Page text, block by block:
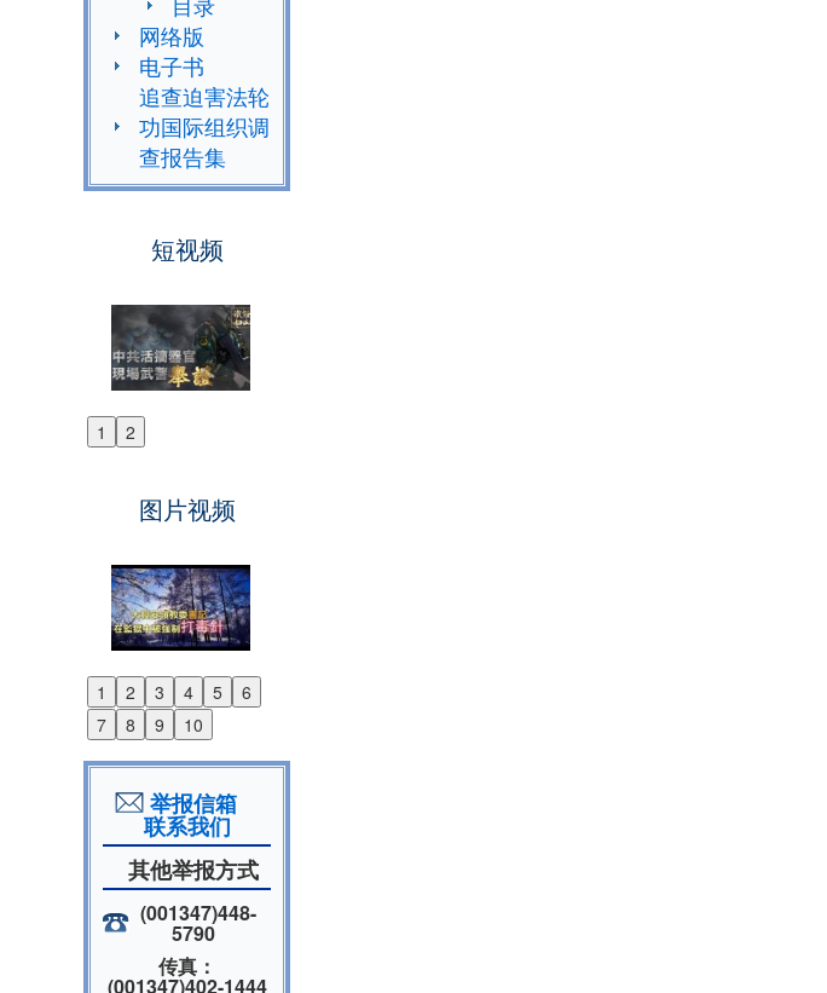
网络版
电子书
追查迫害法轮
功国际组织调
查报告集
短视频
1 2
Previous
图片视频
1 2 3 4 5
6
7
8 9 10
Previous
Next
举报信箱
联系我们
其他举报方式
(001347)448-
5790
传真：
(001347)402-1444